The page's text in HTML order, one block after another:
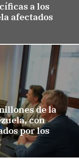
a los
afectados
de la
con
por los